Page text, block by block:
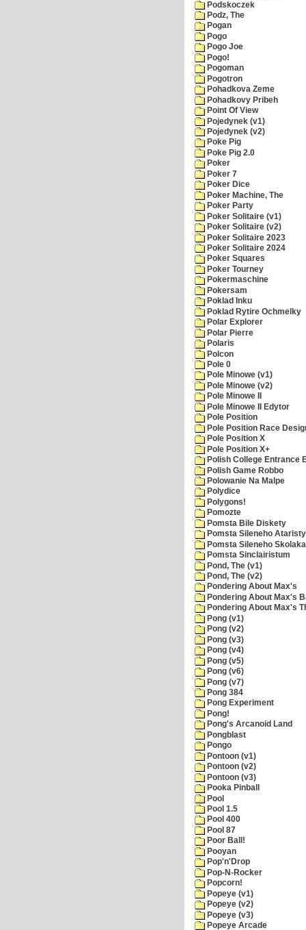
Podskoczek
Podz, The
Pogan
Pogo
Pogo Joe
Pogo!
Pogoman
Pogotron
Pohadkova Zeme
Pohadkovy Pribeh
Point Of View
Pojedynek (v1)
Pojedynek (v2)
Poke Pig
Poke Pig 2.0
Poker
Poker 7
Poker Dice
Poker Machine, The
Poker Party
Poker Solitaire (v1)
Poker Solitaire (v2)
Poker Solitaire 2023
Poker Solitaire 2024
Poker Squares
Poker Tourney
Pokermaschine
Pokersam
Poklad Inku
Poklad Rytire Ochmelky
Polar Explorer
Polar Pierre
Polaris
Polcon
Pole 0
Pole Minowe (v1)
Pole Minowe (v2)
Pole Minowe II
Pole Minowe II Edytor
Pole Position
Pole Position Race
Pole Position X
Pole Position X+
Polish College Entrance
Polish Game Robbo
Polowanie Na Malpe
Polydice
Polygons!
Pomozte
Pomsta Bile Diskety
Pomsta Sileneho Ataristy
Pomsta Sileneho Skolaka
Pomsta Sinclairistum
Pond, The (v1)
Pond, The (v2)
Pondering About Max's
Pondering About Max's
Pondering About Max's
Pong (v1)
Pong (v2)
Pong (v3)
Pong (v4)
Pong (v5)
Pong (v6)
Pong (v7)
Pong 384
Pong Experiment
Pong!
Pong's Arcanoid Land
Pongblast
Pongo
Pontoon (v1)
Pontoon (v2)
Pontoon (v3)
Pooka Pinball
Pool
Pool 1.5
Pool 400
Pool 87
Poor Ball!
Pooyan
Pop'n'Drop
Pop-N-Rocker
Popcorn!
Popeye (v1)
Popeye (v2)
Popeye (v3)
Popeye Arcade